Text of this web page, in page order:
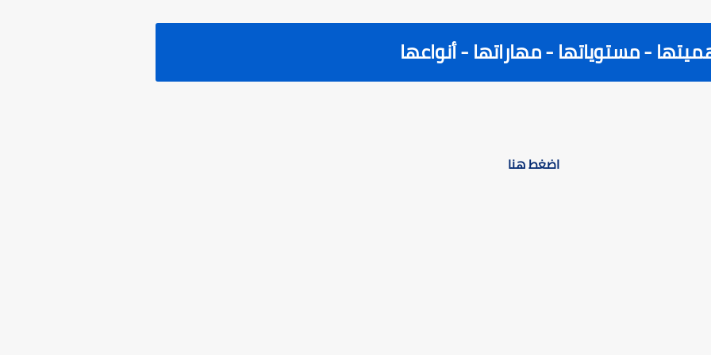
- مستوياتها - مهاراتها - أنواعها
اضغط هنا